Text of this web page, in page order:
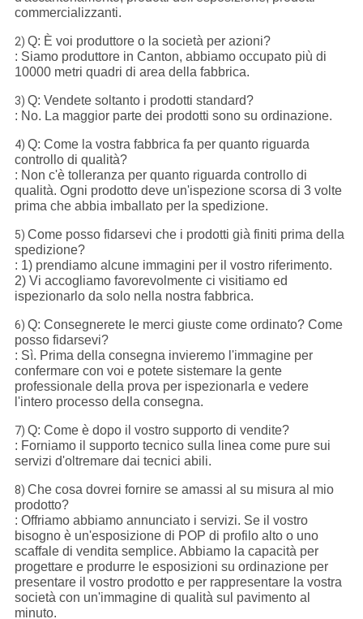
commercializzanti.
2) Q: È voi produttore o la società per azioni?
: Siamo produttore in Canton, abbiamo occupato più di
10000 metri quadri di area della fabbrica.
3) Q: Vendete soltanto i prodotti standard?
: No. La maggior parte dei prodotti sono su ordinazione.
4) Q: Come la vostra fabbrica fa per quanto riguarda
controllo di qualità?
: Non c'è tolleranza per quanto riguarda controllo di
qualità. Ogni prodotto deve un'ispezione scorsa di 3 volte
prima che abbia imballato per la spedizione.
5) Come posso fidarsevi che i prodotti già finiti prima della
spedizione?
: 1) prendiamo alcune immagini per il vostro riferimento.
2) Vi accogliamo favorevolmente ci visitiamo ed
ispezionarlo da solo nella nostra fabbrica.
6) Q: Consegnerete le merci giuste come ordinato? Come
posso fidarsevi?
: Sì. Prima della consegna invieremo l'immagine per
confermare con voi e potete sistemare la gente
professionale della prova per ispezionarla e vedere
l'intero processo della consegna.
7) Q: Come è dopo il vostro supporto di vendite?
: Forniamo il supporto tecnico sulla linea come pure sui
servizi d'oltremare dai tecnici abili.
8) Che cosa dovrei fornire se amassi al su misura al mio
prodotto?
: Offriamo abbiamo annunciato i servizi. Se il vostro
bisogno è un'esposizione di POP di profilo alto o uno
scaffale di vendita semplice. Abbiamo la capacità per
progettare e produrre le esposizioni su ordinazione per
presentare il vostro prodotto e per rappresentare la vostra
società con un'immagine di qualità sul pavimento al
minuto.